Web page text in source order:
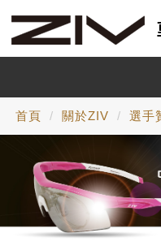
首頁 關於ZIV 選手